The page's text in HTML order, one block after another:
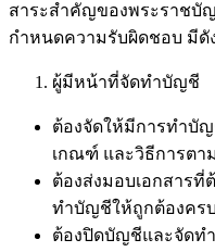
สาระสำคัญของพระราชบั
กำหนดความรับผิดชอบ มีดั
ผู้มีหน้าที่จัดทำบัญชี
ต้องจัดให้มีการทำบั
เกณฑ์ และวิธีการต
ต้องส่งมอบเอกสาร
ทำบัญชีให้ถูกต้องคร
ต้องปิดบัญชีและจัดท